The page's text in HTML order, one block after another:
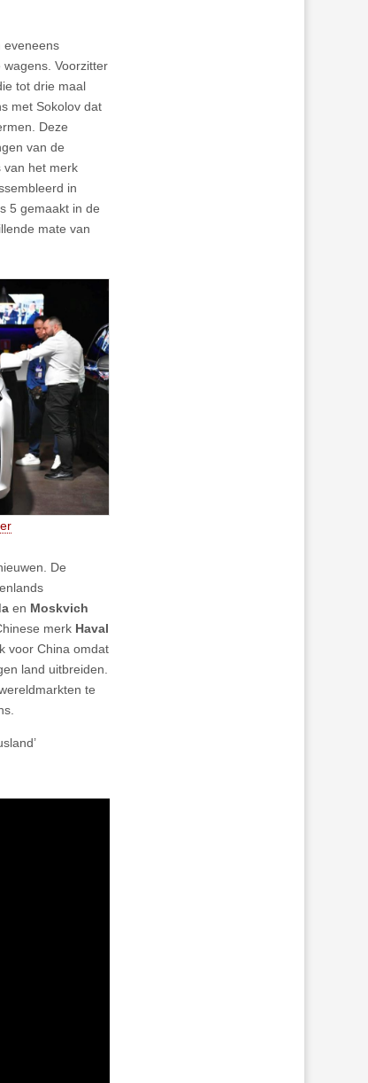
eveneens
Voorzitter
tot drie maal
met Sokolov dat
Deze
van de
van het merk
in
5 gemaakt in de
mate van
De
en Moskvich
merk Haval
voor China omdat
land uitbreiden.
te